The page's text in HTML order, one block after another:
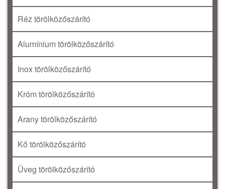
Réz törölközőszárító
Alumínium törölközőszárító
Inox törölközőszárító
Króm törölközőszárító
Arany törölközőszárító
Kő törölközőszárító
Üveg törölközőszárító